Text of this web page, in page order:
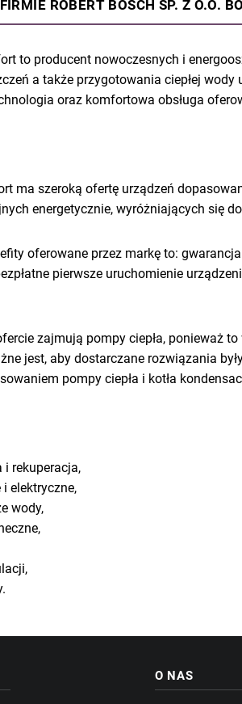
ROBERT BOSCH SP. Z O.O.
to producent nowoczesnych i
a także przygotowania ciepłej
oraz komfortowa obsługa
ma szeroką ofertę urządzeń
energetycznie, wyróżniających się
oferowane przez markę to:
pierwsze uruchomienie
zajmują pompy ciepła, ponieważ
jest, aby dostarczane rozwiązania
pompy ciepła i kotła
i rekuperacja,
i elektryczne,
wody,
O NAS